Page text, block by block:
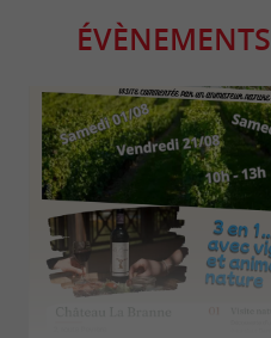
ÉVÈNEMENTS